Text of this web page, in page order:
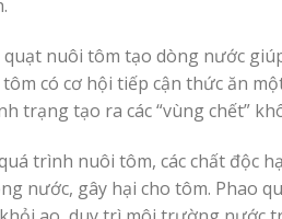
quạt nuôi tôm tạo dòng nước
có cơ hội tiếp cận thức ăn
trạng tạo ra các “vùng chết”
trình nuôi tôm, các chất độc
nước, gây hại cho tôm. Phao